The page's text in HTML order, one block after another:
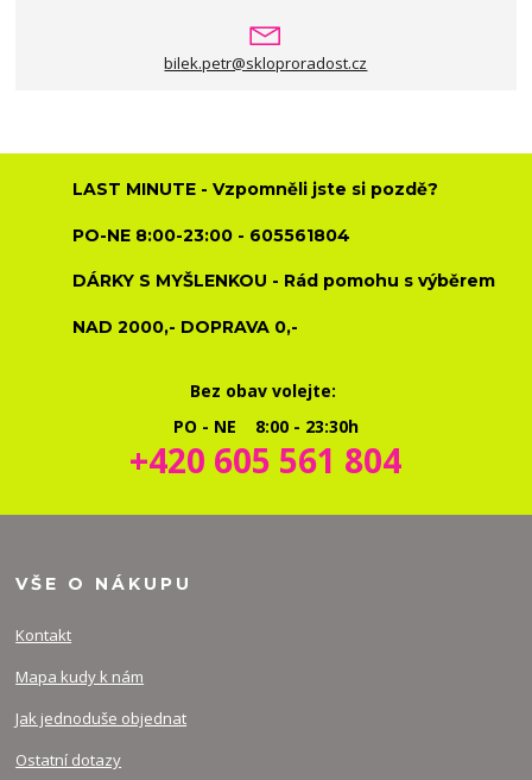
bilek.petr@skloproradost.cz
LAST MINUTE - Vzpomněli jste si pozdě?
PO-NE 8:00-23:00 - 605561804
DÁRKY S MYŠLENKOU - Rád pomohu s výběrem
NAD 2000,- DOPRAVA 0,-
Bez obav volejte:
PO - NE 8:00 - 23:30h
+420 605 561 804
VŠE O NÁKUPU
Kontakt
Mapa kudy k nám
Jak jednoduše objednat
Ostatní dotazy